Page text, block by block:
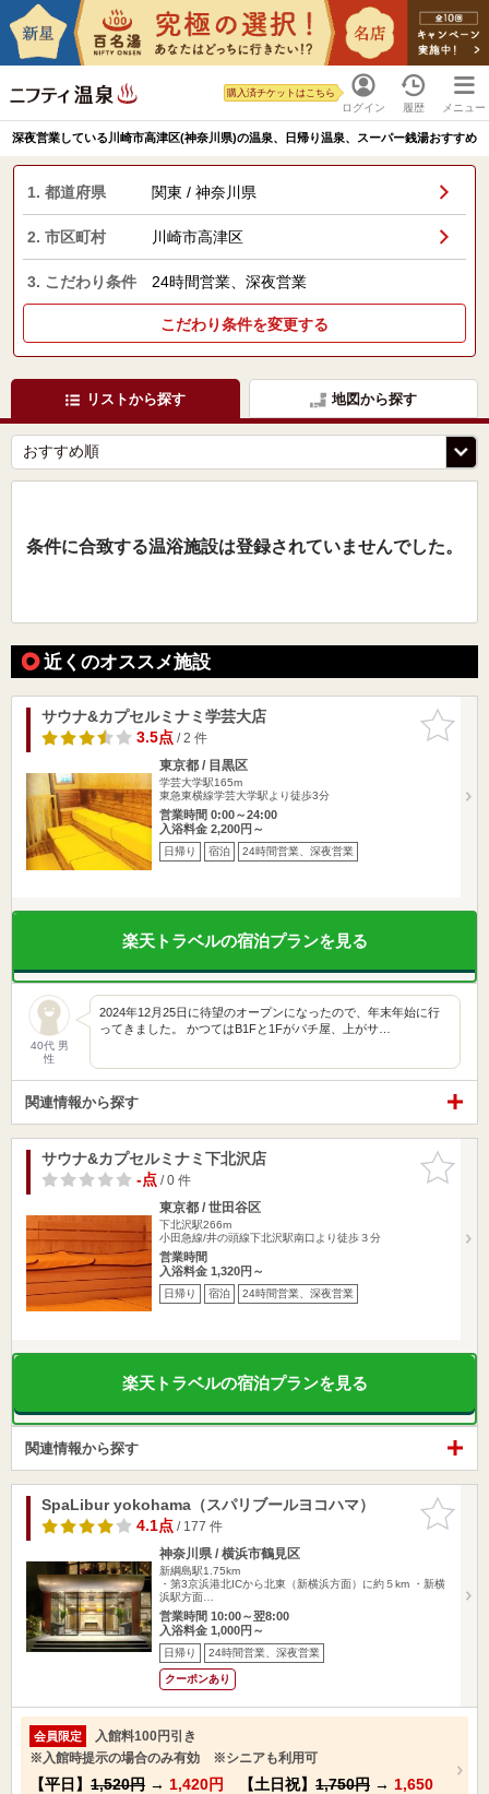
ログイン
購入済チケットはこちら
履歴 メニュー
深夜営業している川崎市高津区(神奈川県)の温泉、日帰り温泉、スーパー銭湯おすすめ
1. 都道府県 関東 / 神奈川県
2. 市区町村 川崎市高津区
3. こだわり条件 24時間営業、深夜営業
こだわり条件を変更する
リストから探す 地図から探す
条件に合致する温浴施設は登録されていませんでした。
近くのオススメ施設
お気に入
りに追加
サウナ&カプセルミナミ学芸大店
3.5点/ 2 件
東京都 / 目黒区
学芸大学駅165m
東急東横線学芸大学駅より徒歩3分
営業時間 0:00～24:00
入浴料金 2,200円～
日帰り 宿泊 24時間営業、深夜営業
楽天トラベルの宿泊プランを見る
40代 男
性
2024年12月25日に待望のオープンになったので、年末年始に行
ってきました。 かつてはB1Fと1Fがパチ屋、上がサ…
関連情報から探す
お気に入
りに追加
サウナ&カプセルミナミ下北沢店
-点/ 0 件
東京都 / 世田谷区
下北沢駅266m
小田急線/井の頭線下北沢駅南口より徒歩３分
営業時間
入浴料金 1,320円～
日帰り 宿泊 24時間営業、深夜営業
楽天トラベルの宿泊プランを見る
関連情報から探す
お気に入
りに追加
SpaLibur yokohama（スパリブールヨコハマ）
4.1点/ 177 件
神奈川県 / 横浜市鶴見区
新綱島駅1.75km
・第3京浜港北ICから北東（新横浜方面）に約５km ・新横
浜駅方面…
営業時間 10:00～翌8:00
入浴料金 1,000円～
日帰り 24時間営業、深夜営業
クーポンあり
会員限定
入館料100円引き
※入館時提示の場合のみ有効 ※シニアも利用可
【平日】 1,520円 → 1,420円 【土日祝】 1,750円 → 1,650